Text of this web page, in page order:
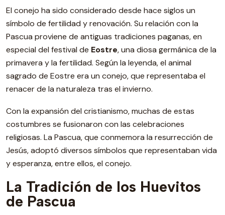
El conejo ha sido considerado desde hace siglos un
símbolo de fertilidad y renovación. Su relación con la
Pascua proviene de antiguas tradiciones paganas, en
especial del festival de Eostre, una diosa germánica de la
primavera y la fertilidad. Según la leyenda, el animal
sagrado de Eostre era un conejo, que representaba el
renacer de la naturaleza tras el invierno.
Con la expansión del cristianismo, muchas de estas
costumbres se fusionaron con las celebraciones
religiosas. La Pascua, que conmemora la resurrección de
Jesús, adoptó diversos símbolos que representaban vida
y esperanza, entre ellos, el conejo.
La Tradición de los Huevitos
de Pascua